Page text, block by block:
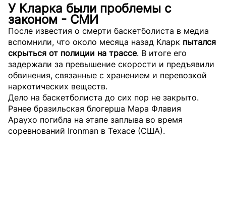
У Кларка были проблемы с
законом - СМИ
После известия о смерти баскетболиста в медиа
вспомнили, что около месяца назад Кларк пытался
скрыться от полиции на трассе. В итоге его
задержали за превышение скорости и предъявили
обвинения, связанные с хранением и перевозкой
наркотических веществ.
Дело на баскетболиста до сих пор не закрыто.
Ранее бразильская блогерша Мара Флавия
Араухо погибла на этапе заплыва во время
соревнований Ironman в Техасе (США).